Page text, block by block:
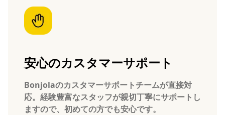
安心のカスタマーサポート
Bonjolaのカスタマーサポートチームが直接対
応。経験豊富なスタッフが親切丁寧にサポートし
ますので、初めての方でも安心です。